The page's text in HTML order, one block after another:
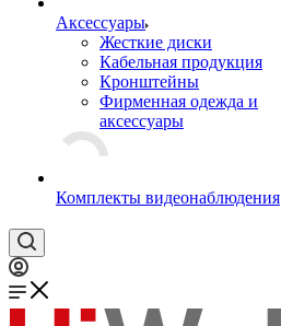
Аксессуары
Жесткие диски
Кабельная продукция
Кронштейны
Фирменная одежда и
аксессуары
Комплекты видеонаблюдения